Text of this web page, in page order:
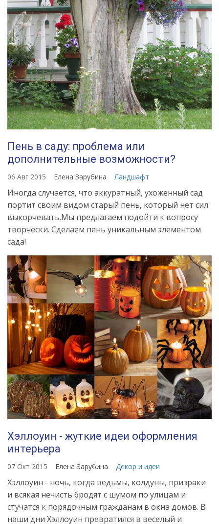
Пень в саду: проблема или
дополнительные возможности?
06 Авг 2015 Елена Зарубина Ландшафт
Иногда случается, что аккуратный, ухоженный сад
портит своим видом старый пень, который нет сил
выкорчевать.Мы предлагаем подойти к вопросу
творчески. Сделаем пень уникальным элементом
сада!
Хэллоуин - жуткие идеи оформления
интерьера
07 Окт 2015 Елена Зарубина Декор и идеи
Хэллоуин - ночь, когда ведьмы, колдуны, призраки
и всякая нечисть бродят с шумом по улицам и
стучатся к порядочным гражданам в окна домов. В
наши дни Хэллоуин превратился в веселый и